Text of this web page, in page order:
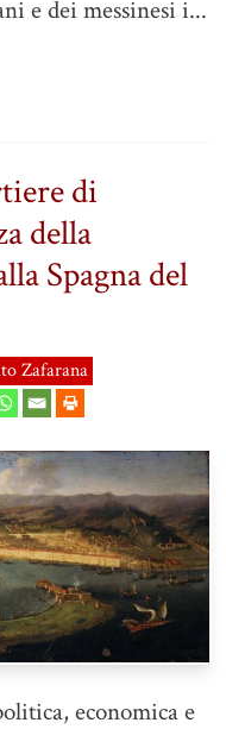
e dei messinesi i...
di
della
Spagna del
Zafarana
economica e